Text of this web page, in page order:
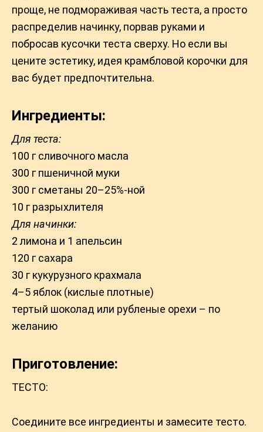
проще, не подмораживая часть теста, а просто
распределив начинку, порвав руками и
побросав кусочки теста сверху. Но если вы
цените эстетику, идея крамбловой корочки для
вас будет предпочтительна.
Ингредиенты:
Для теста:
100 г сливочного масла
300 г пшеничной муки
300 г сметаны 20–25%-ной
10 г разрыхлителя
Для начинки:
2 лимона и 1 апельсин
120 г сахара
30 г кукурузного крахмала
4–5 яблок (кислые плотные)
тертый шоколад или рубленые орехи – по
желанию
Приготовлениe:
ТЕСТО:
Соедините все ингредиенты и замесите тесто.